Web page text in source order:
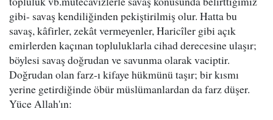
gibi- savaş kendiliğinden pekiştirilmiş olur. Hatta bu
savaş, kâfirler, zekât vermeyenler, Haricîler gibi açık
emirlerden kaçınan topluluklarla cihad derecesine ulaşır;
böylesi savaş doğrudan ve savunma olarak vaciptir.
Doğrudan olan farz-ı kifaye hükmünü taşır; bir kısmı
yerine getirdiğinde öbür müslümanlardan da farz düşer.
Yüce Allah'ın: